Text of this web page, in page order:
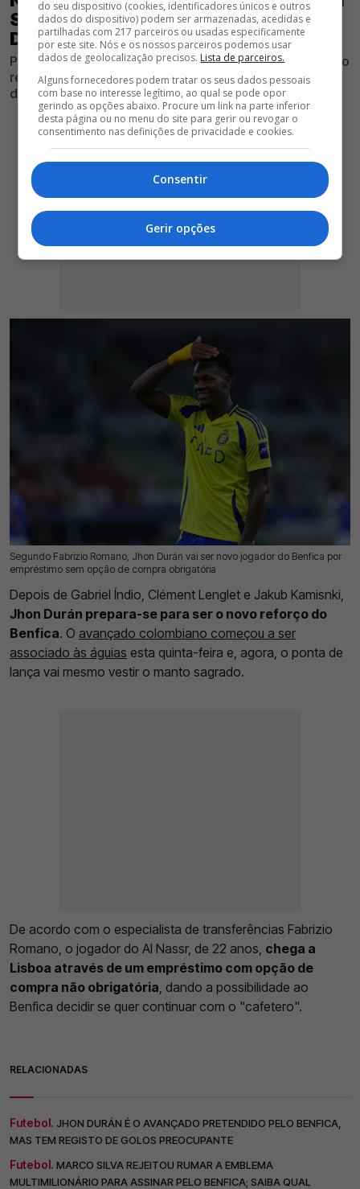
SER DO BENFICA; CONFIRA OS
DETALHES
Ponta de lança do Al Nassr prepara-se para ser o quarto
reforço do Clube vermelho e branco para a temporada
desportiva 2026/27
Segundo Fabrizio Romano, Jhon Durán vai ser novo jogador do Benfica por
empréstimo sem opção de compra obrigatória
17 Jul 2026 | 17:03 | 0
Depois de Gabriel Índio, Clément Lenglet e Jakub Kamisnki,
Jhon Durán prepara-se para ser o novo reforço do
Benfica. O avançado colombiano começou a ser
associado às águias esta quinta-feira e, agora, o ponta de
lança vai mesmo vestir o manto sagrado.
De acordo com o especialista de transferências Fabrizio
Romano, o jogador do Al Nassr, de 22 anos, chega a
Lisboa através de um empréstimo com opção de
compra não obrigatória , dando a possibilidade ao
Benfica decidir se quer continuar com o "cafetero".
RELACIONADAS
Futebol. JHON DURÁN É O AVANÇADO PRETENDIDO PELO BENFICA,
MAS TEM REGISTO DE GOLOS PREOCUPANTE
Futebol. MARCO SILVA REJEITOU RUMAR A EMBLEMA
MULTIMILIONÁRIO PARA ASSINAR PELO BENFICA; SAIBA QUAL
do seu dispositivo (cookies, identificadores únicos e outros
dados do dispositivo) podem ser armazenadas, acedidas e
partilhadas com 217 parceiros ou usadas especificamente
por este site. Nós e os nossos parceiros podemos usar
dados de geolocalização precisos. Lista de parceiros.
Alguns fornecedores podem tratar os seus dados pessoais
com base no interesse legítimo, ao qual se pode opor
gerindo as opções abaixo. Procure um link na parte inferior
desta página ou no menu do site para gerir ou revogar o
consentimento nas definições de privacidade e cookies.
Consentir
Gerir opções